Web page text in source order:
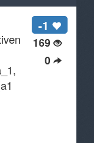
-1
169
0